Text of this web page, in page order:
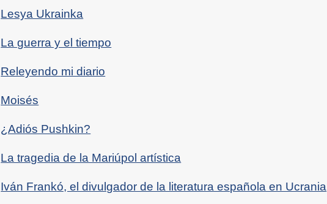
Lesya Ukrainka
La guerra y el tiempo
Releyendo mi diario
Moisés
¿Adiós Pushkin?
La tragedia de la Mariúpol artística
Iván Frankó, el divulgador de la literatura española en Ucrania